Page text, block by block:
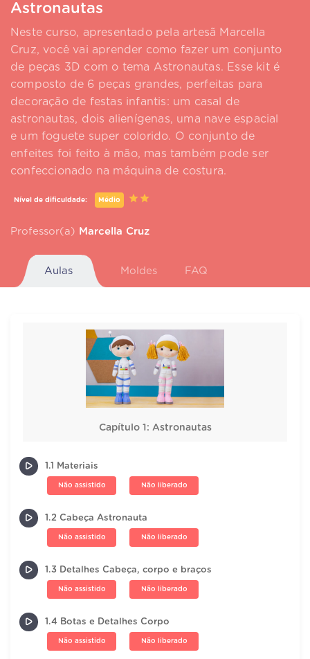
Astronautas
Neste curso, apresentado pela artesã Marcella
Cruz, você vai aprender como fazer um conjunto
de peças 3D com o tema Astronautas. Esse kit é
composto de 6 peças grandes, perfeitas para
decoração de festas infantis: um casal de
astronautas, dois alienígenas, uma nave espacial
e um foguete super colorido. O conjunto de
enfeites foi feito à mão, mas também pode ser
confeccionado na máquina de costura.
Nível de dificuldade: Médio
Professor(a) Marcella Cruz
Aulas Moldes FAQ
Capítulo 1: Astronautas
1.1 Materiais
Não assistido Não liberado
1.2 Cabeça Astronauta
Não assistido Não liberado
1.3 Detalhes Cabeça, corpo e braços
Não assistido Não liberado
1.4 Botas e Detalhes Corpo
Não assistido Não liberado